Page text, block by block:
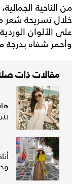
من الناحية
خلال تسريحة شعر
على الألوان
وأحمر شفاه بدرجة
مقالات ذات